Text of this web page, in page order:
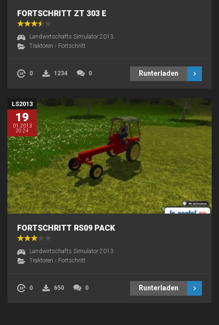
FORTSCHRITT ZT 303 E
Landwirtschafts Simulator 2013
Traktoren › Fortschritt
0 1234 0 Runterladen
LS2013
19
01.2013
20:24
FORTSCHRITT RS09 PACK
Landwirtschafts Simulator 2013
Traktoren › Fortschritt
0 650 0 Runterladen